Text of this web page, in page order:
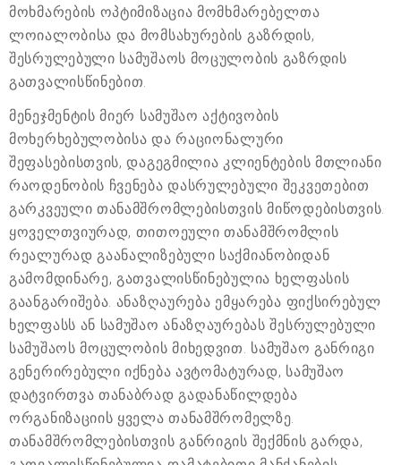
მოხმარების ოპტიმიზაცია მომხმარებელთა
ლოიალობისა და მომსახურების გაზრდის,
შესრულებული სამუშაოს მოცულობის გაზრდის
გათვალისწინებით.
მენეჯმენტის მიერ სამუშაო აქტივობის
მოხერხებულობისა და რაციონალური
შეფასებისთვის, დაგეგმილია კლიენტების მთლიანი
რაოდენობის ჩვენება დასრულებული შეკვეთებით
გარკვეული თანამშრომლებისთვის მიწოდებისთვის.
ყოველთვიურად, თითოეული თანამშრომლის
რეალურად გაანალიზებული საქმიანობიდან
გამომდინარე, გათვალისწინებულია ხელფასის
გაანგარიშება. ანაზღაურება ემყარება ფიქსირებულ
ხელფასს ან სამუშაო ანაზღაურებას შესრულებული
სამუშაოს მოცულობის მიხედვით. სამუშაო განრიგი
გენერირებული იქნება ავტომატურად, სამუშაო
დატვირთვა თანაბრად გადანაწილდება
ორგანიზაციის ყველა თანამშრომელზე.
თანამშრომლებისთვის განრიგის შექმნის გარდა,